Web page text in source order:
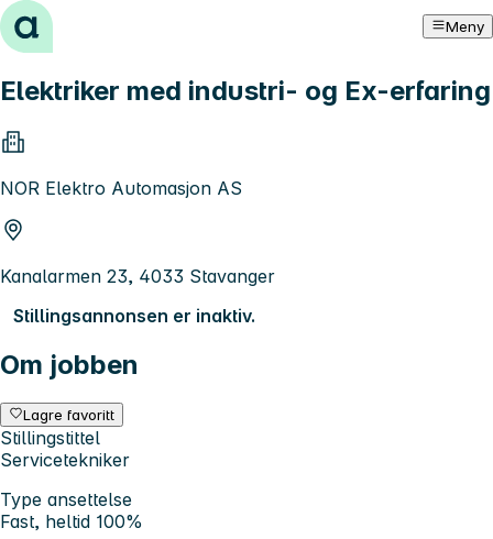
Hopp til innhold Meny
Elektriker med industri- og Ex-erfaring
NOR Elektro Automasjon AS
Kanalarmen 23, 4033 Stavanger
Stillingsannonsen er inaktiv.
Om jobben
Lagre favoritt
Stillingstittel
Servicetekniker
Type ansettelse
Fast, heltid 100%